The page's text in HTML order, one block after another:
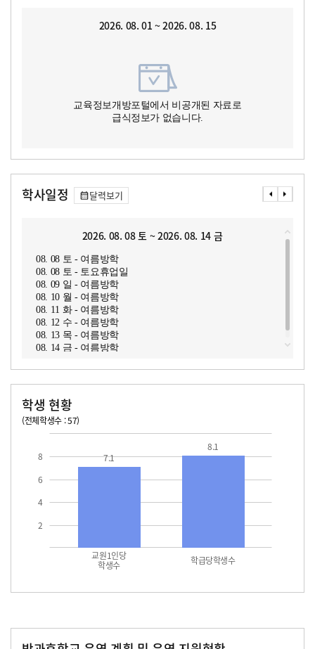
2026. 08. 01 ~ 2026. 08. 15
교육정보개방포털에서 비공개된 자료로
급식정보가 없습니다.
학사일정 달력보기
2026. 08. 08 토 ~ 2026. 08. 14 금
08. 08 토 - 여름방학
08. 08 토 - 토요휴업일
08. 09 일 - 여름방학
08. 10 월 - 여름방학
08. 11 화 - 여름방학
08. 12 수 - 여름방학
08. 13 목 - 여름방학
08. 14 금 - 여름방학
학생 현황
(전체학생수 : 57)
2
4
6
8
교원1인당
학생수 학급당학생수
7.1
8.1